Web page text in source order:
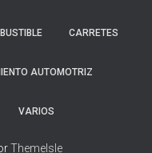
CARRETES
AUTOMOTRIZ
VARIOS
ThemeIsle